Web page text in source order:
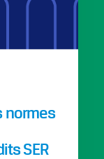
normes
SER